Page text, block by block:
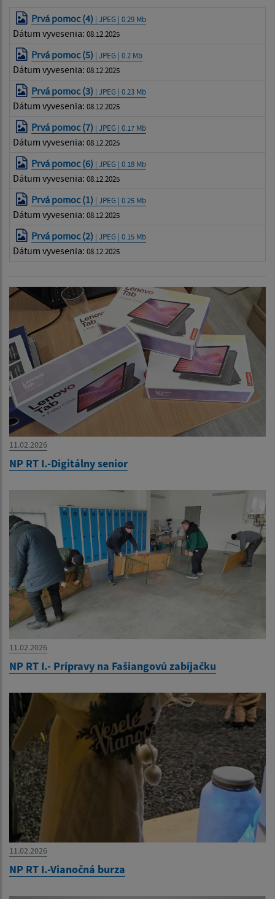
Prvá pomoc (4) | JPEG | 0.29 Mb
Dátum vyvesenia: 08.12.2025
Prvá pomoc (5) | JPEG | 0.2 Mb
Dátum vyvesenia: 08.12.2025
Prvá pomoc (3) | JPEG | 0.23 Mb
Dátum vyvesenia: 08.12.2025
Prvá pomoc (7) | JPEG | 0.17 Mb
Dátum vyvesenia: 08.12.2025
Prvá pomoc (6) | JPEG | 0.18 Mb
Dátum vyvesenia: 08.12.2025
Prvá pomoc (1) | JPEG | 0.25 Mb
Dátum vyvesenia: 08.12.2025
Prvá pomoc (2) | JPEG | 0.15 Mb
Dátum vyvesenia: 08.12.2025
11.02.2026
NP RT I.-Digitálny senior
11.02.2026
NP RT I.- Prípravy na Fašiangovú zabíjačku
11.02.2026
NP RT I.-Vianočná burza